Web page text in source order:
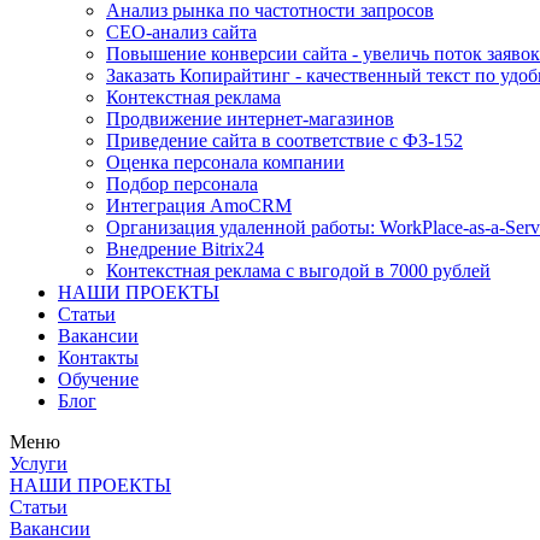
Анализ рынка по частотности запросов
СЕО-анализ сайта
Повышение конверсии сайта - увеличь поток
Заказать Копирайтинг - качественный текст по
Контекстная реклама
Продвижение интернет-магазинов
Приведение сайта в соответствие с ФЗ-152
Оценка персонала компании
Подбор персонала
Интеграция AmoCRM
Организация удаленной работы: WorkPlace-as-a-
Внедрение Bitrix24
Контекстная реклама с выгодой в 7000 рублей
НАШИ ПРОЕКТЫ
Статьи
Вакансии
Контакты
Обучение
Блог
Меню
Услуги
НАШИ ПРОЕКТЫ
Статьи
Вакансии